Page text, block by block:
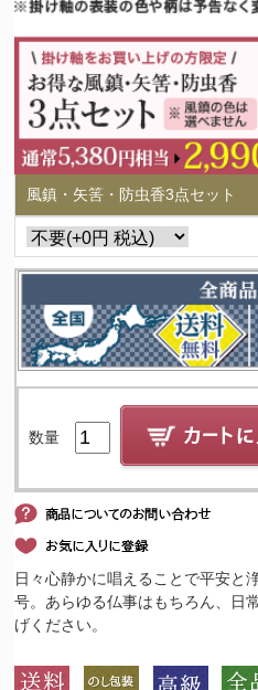
風鎮・矢筈・防虫香3点セット
数量
日々心静かに唱えることで平安と
号。あらゆる仏事はもちろん、日
げください。